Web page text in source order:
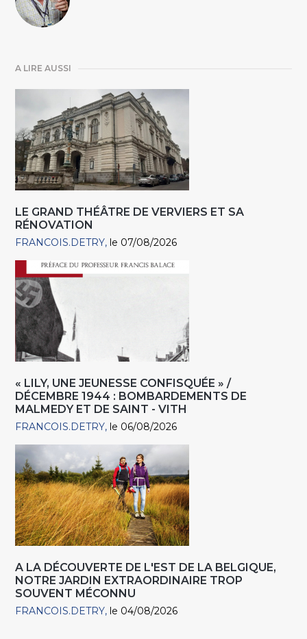
A LIRE AUSSI
LE GRAND THÉÂTRE DE VERVIERS ET SA
RÉNOVATION
FRANCOIS.DETRY le 07/08/2026
« LILY, UNE JEUNESSE CONFISQUÉE » /
DÉCEMBRE 1944 : BOMBARDEMENTS DE
MALMEDY ET DE SAINT - VITH
FRANCOIS.DETRY le 06/08/2026
A LA DÉCOUVERTE DE L'EST DE LA BELGIQUE,
NOTRE JARDIN EXTRAORDINAIRE TROP
SOUVENT MÉCONNU
FRANCOIS.DETRY le 04/08/2026